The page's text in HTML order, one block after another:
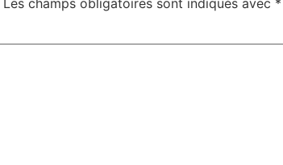
Les champs obligatoires sont indiqués avec *